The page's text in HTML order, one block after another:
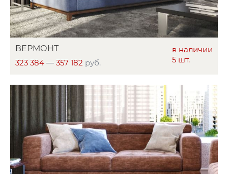
в наличии
5 шт.
ВЕРМОНТ
323 384 — 357 182 руб.